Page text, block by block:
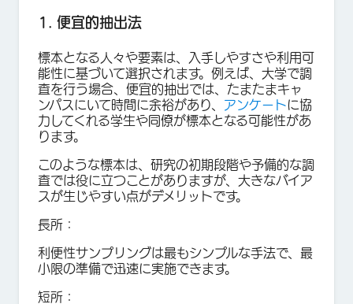
1. 便宜的抽出法
標本となる人々や要素は、入手しやすさや利用可
能性に基づいて選択されます。例えば、大学で調
査を行う場合、便宜的抽出では、たまたまキャ
ンパスにいて時間に余裕があり、 アンケートに協
力してくれる学生や同僚が標本となる可能性があ
ります。
このような標本は、研究の初期段階や予備的な調
査では役に立つことがありますが、大きなバイア
スが生じやすい点がデメリットです。
長所：
利便性サンプリングは最もシンプルな手法で、最
小限の準備で迅速に実施できます。
短所：